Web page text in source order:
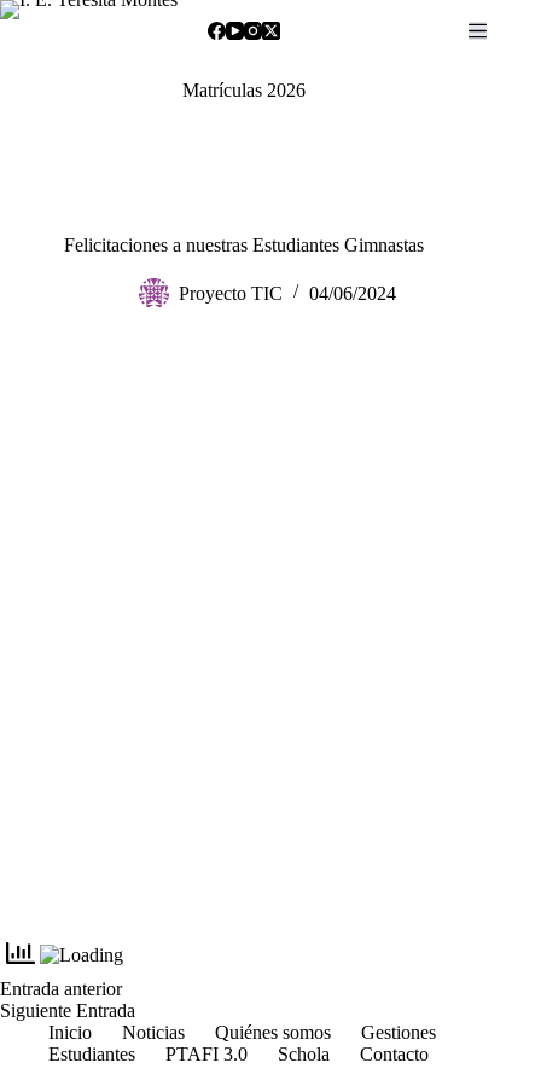
Saltar
Matrículas 2026
Felicitaciones a nuestras Estudiantes Gimnastas
Proyecto TIC 04/06/2024
Entrada anterior
Siguiente Entrada
Inicio
Noticias Quiénes somos
Gestiones
Estudiantes
PTAFI 3.0 Schola Contacto